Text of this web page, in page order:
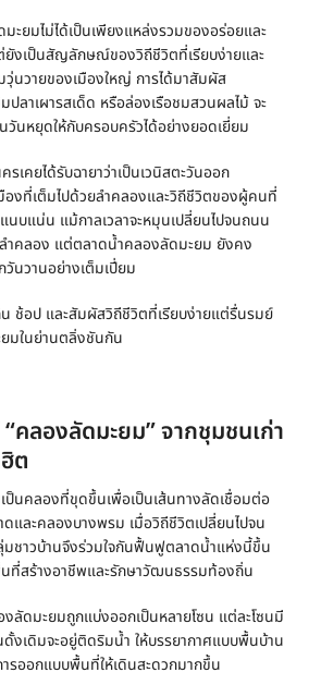
ะยมไม่ได้เป็นเพียงแหล่งรวมของอร่อยและ
งเป็นสัญลักษณ์ของวิถีชีวิตที่เรียบง่ายและ
นวายของเมืองใหญ่ การได้มาสัมผัส
ลาเผารสเด็ด หรือล่องเรือชมสวนผลไม้ จะ
วันหยุดให้กับครอบครัวได้อย่างยอดเยี่ยม
เคยได้รับฉายาว่าเป็นเวนิสตะวันออก
องที่เต็มไปด้วยลำคลองและวิถีชีวิตของผู้คนที่
บแน่น แม้กาลเวลาจะหมุนเปลี่ยนไปจนถนน
ำคลอง แต่ตลาดน้ำคลองลัดมะยม ยังคง
วันวานอย่างเต็มเปี่ยม
น ช้อป และสัมผัสวิถีชีวิตที่เรียบง่ายแต่รื่นรมย์
มในย่านตลิ่งชันกัน
คลองลัดมะยม” จากชุมชนเก่า
ต
นคลองที่ขุดขึ้นเพื่อเป็นเส้นทางลัดเชื่อมต่อ
ดและคลองบางพรม เมื่อวิถีชีวิตเปลี่ยนไปจน
มชาวบ้านจึงร่วมใจกันฟื้นฟูตลาดน้ำแห่งนี้ขึ้น
นที่สร้างอาชีพและรักษาวัฒนธรรมท้องถิ่น
งลัดมะยมถูกแบ่งออกเป็นหลายโซน แต่ละโซนมี
งเดิมจะอยู่ติดริมน้ำ ให้บรรยากาศแบบพื้นบ้าน
รออกแบบพื้นที่ให้เดินสะดวกมากขึ้น